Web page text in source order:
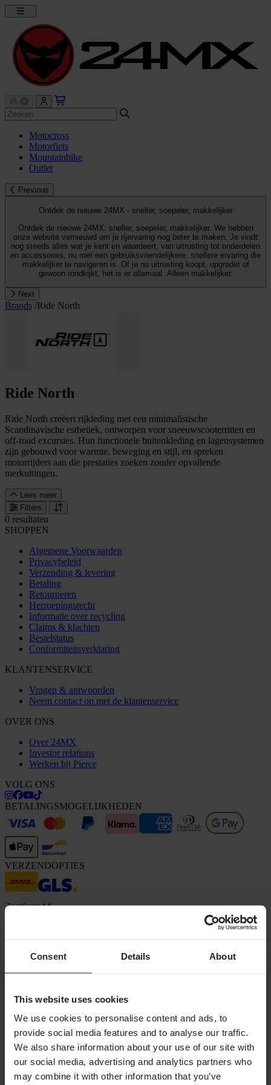
Consent Details About
This website uses cookies
We use cookies to personalise content and ads, to
provide social media features and to analyse our traffic.
We also share information about your use of our site with
our social media, advertising and analytics partners who
may combine it with other information that you’ve
Motocross
Motorfiets
Mountainbike
Outlet
Previous
Ontdek de nieuwe 24MX - sneller, soepeler, makkelijker
Ontdek de nieuwe 24MX: sneller, soepeler, makkelijker. We hebben
onze website vernieuwd om je rijervaring nog beter te maken. Je vindt
nog steeds alles wat je kent en waardeert, van uitrusting tot onderdelen
en accessoires, nu met een gebruiksvriendelijkere, snellere ervaring die
makkelijker te navigeren is. Of je nu uitrusting koopt, upgradet of
gewoon rondkijkt, het is er allemaal. Alleen makkelijker.
Next
Brands /Ride North
Ride North
Ride North creëert rijkleding met een minimalistische
Scandinavische esthetiek, ontworpen voor sneeuwscooterritten en
off-road excursies. Hun functionele buitenkleding en lagensystemen
zijn gebouwd voor warmte, beweging en stijl, en spreken
motorrijders aan die prestaties zoeken zonder opvallende
merkuitingen.
Lees meer
Filters
0 resultaten
SHOPPEN
Algemene Voorwaarden
Privacybeleid
Verzending & levering
Betaling
Retourneren
Herroepingsrecht
Informatie over recycling
Claims & klachten
Bestelstatus
Conformiteitsverklaring
KLANTENSERVICE
Vragen & antwoorden
Neem contact op met de klantenservice
OVER ONS
Over 24MX
Investor relations
Werken bij Pierce
VOLG ONS
BETALINGSMOGELIJKHEDEN
VERZENDOPTIES
Pierce Group AB | Fleminggatan 20A, 112 26 Stockholm, Zweden
Handelsregister: Bolagsverket/Zweedse Kamer van Koophandel
Bedrijfsregistratienummer: 556763-1592
Gevolmachtigde vertegenwoordiger: Göran Dahlin
Btw-registratienummer: OSS VAT NO SE556763159201
SHOPPEN
Algemene Voorwaarden
Privacybeleid